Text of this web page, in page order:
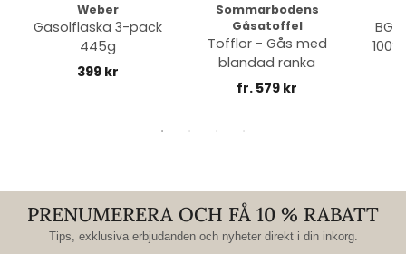
Weber
Gasolflaska 3-pack
445g
399 kr
Sommarbodens
Gåsatoffel
Tofflor - Gås med
blandad ranka
fr. 579 kr
PRENUMERERA OCH FÅ 10 % RABATT
Tips, exklusiva erbjudanden och nyheter direkt i din inkorg.